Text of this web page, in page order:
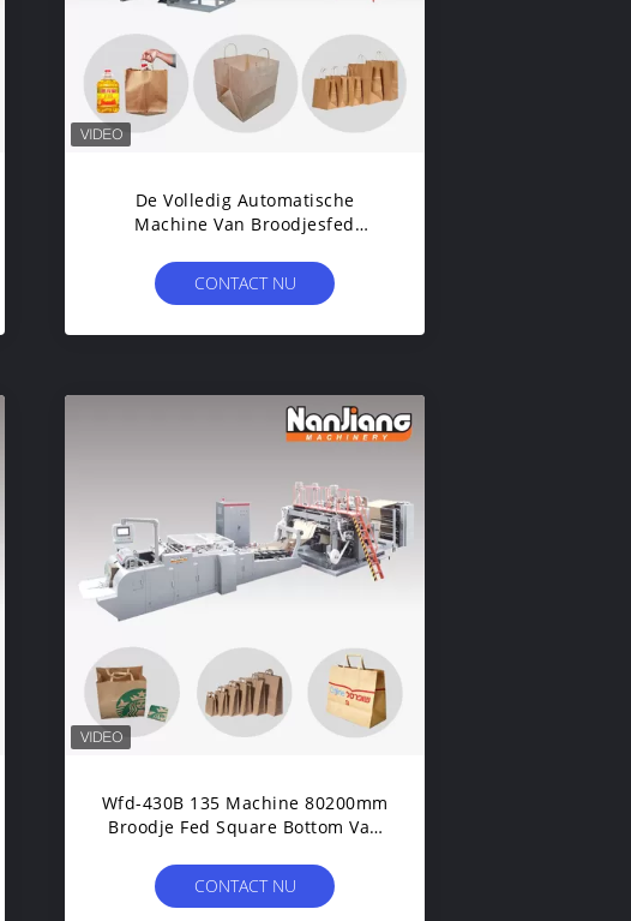
De Volledig Automatische
Machine Van Broodjesfed
Verdraaide Handvatten 50-
110Bags/Min
CONTACT NU
Wfd-430B 135 Machine 80200mm
Broodje Fed Square Bottom Van
Bag
CONTACT NU